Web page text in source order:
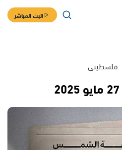
البث المباشر
فلسطيني